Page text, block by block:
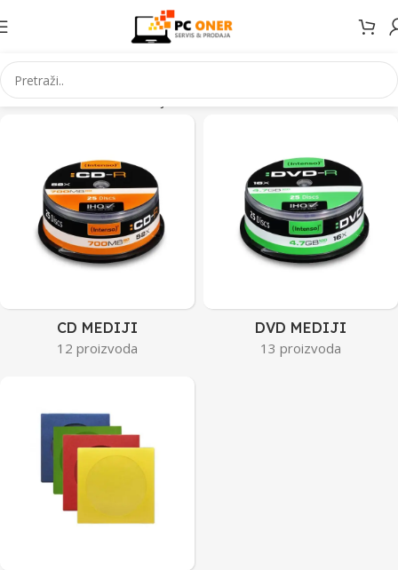
Početna Informatika Mediji Stranica 2
CD MEDIJI
12 proizvoda
DVD MEDIJI
13 proizvoda